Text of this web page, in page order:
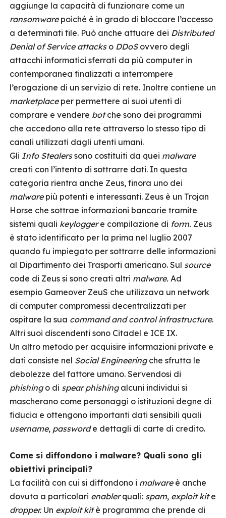
aggiunge la capacità di funzionare come un
ransomwarepoiché è in grado di bloccare l’accesso
a determinati file. Può anche attuare dei Distributed
Denial of Service attackso DDoSovvero degli
attacchi informatici sferrati da più computer in
contemporanea finalizzati a interrompere
l’erogazione di un servizio di rete. Inoltre contiene un
marketplaceper permettere ai suoi utenti di
comprare e vendere botche sono dei programmi
che accedono alla rete attraverso lo stesso tipo di
canali utilizzati dagli utenti umani.
Gli Info Stealerssono costituiti da quei malware
creati con l’intento di sottrarre dati. In questa
categoria rientra anche Zeus, finora uno dei
malwarepiù potenti e interessanti. Zeus è un Trojan
Horse che sottrae informazioni bancarie tramite
sistemi quali keyloggere compilazione di form. Zeus
è stato identificato per la prima nel luglio 2007
quando fu impiegato per sottrarre delle informazioni
al Dipartimento dei Trasporti americano. Sul source
code di Zeus si sono creati altri malware. Ad
esempio Gameover ZeuS che utilizzava un network
di computer compromessi decentralizzati per
ospitare la sua command and control infrastructure.
Altri suoi discendenti sono Citadel e ICE IX.
Un altro metodo per acquisire informazioni private e
dati consiste nel Social Engineeringche sfrutta le
debolezze del fattore umano. Servendosi di
phishingo di spear phishingalcuni individui si
mascherano come personaggi o istituzioni degne di
fiducia e ottengono importanti dati sensibili quali
username, passworde dettagli di carte di credito.
Come si diffondono i malware? Quali sono gli
obiettivi principali?
La facilità con cui si diffondono i malwareè anche
dovuta a particolari enablerquali: spam, exploit kite
dropper.Un exploit kitè programma che prende di